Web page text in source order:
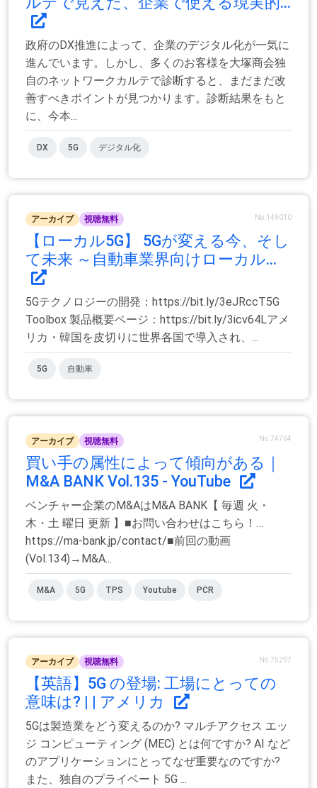
政府のDX推進によって、企業のデジタル化が一気に
進んでいます。しかし、多くのお客様を大塚商会独
自のネットワークカルテで診断すると、まだまだ改
善すべきポイントが見つかります。診断結果をもと
に、今本...
DX 5G デジタル化
アーカイブ 視聴無料 No.149010
【ローカル5G】 5Gが変える今、そし
て未来 ～自動車業界向けローカル...
5Gテクノロジーの開発：https://bit.ly/3eJRccT5G
Toolbox 製品概要ページ：https://bit.ly/3icv64Lアメ
リカ・韓国を皮切りに世界各国で導入され、...
5G 自動車
アーカイブ 視聴無料 No.74764
買い手の属性によって傾向がある｜
M&A BANK Vol.135 - YouTube
ベンチャー企業のM&AはM&A BANK【 毎週 火・
木・土 曜日 更新 】■お問い合わせはこちら！…
https://ma-bank.jp/contact/■前回の動画
(Vol.134)→M&A...
M&A 5G TPS Youtube PCR
アーカイブ 視聴無料 No.75297
【英語】5G の登場: 工場にとっての
意味は? | | アメリカ
5Gは製造業をどう変えるのか? マルチアクセス エッ
ジ コンピューティング (MEC) とは何ですか? AI など
のアプリケーションにとってなぜ重要なのですか?
また、独自のプライベート 5G ...